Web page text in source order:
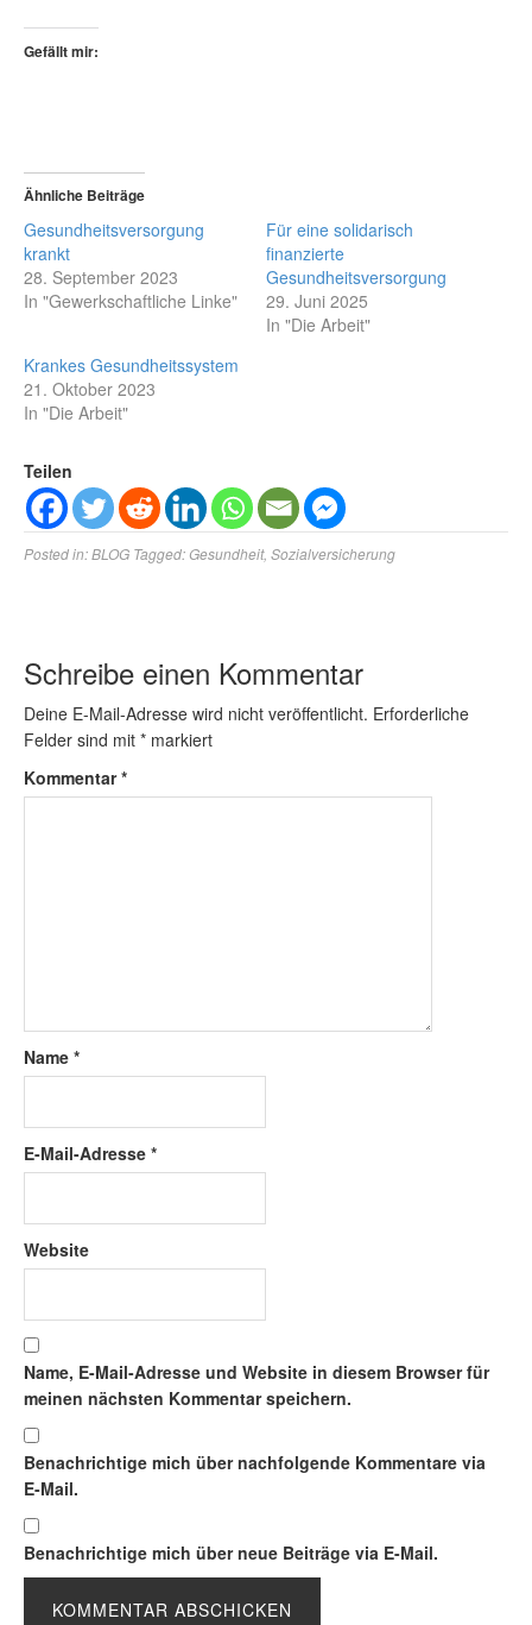
Gefällt mir:
Ähnliche Beiträge
Gesundheitsversorgung
krankt
28. September 2023
In "Gewerkschaftliche Linke"
Für eine solidarisch
finanzierte
Gesundheitsversorgung
29. Juni 2025
In "Die Arbeit"
Krankes Gesundheitssystem
21. Oktober 2023
In "Die Arbeit"
Teilen
Posted in:BLOG Tagged:Gesundheit, Sozialversicherung
Schreibe einen Kommentar
Deine E-Mail-Adresse wird nicht veröffentlicht. Erforderliche
Felder sind mit * markiert
Kommentar*
Name *
E-Mail-Adresse *
Website
Name, E-Mail-Adresse und Website in diesem Browser für
meinen nächsten Kommentar speichern.
Benachrichtige mich über nachfolgende Kommentare via
E-Mail.
Benachrichtige mich über neue Beiträge via E-Mail.